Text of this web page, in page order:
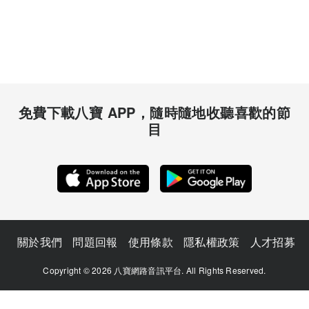
免費下載八寶 APP，隨時隨地收聽喜歡的節
目
關於我們 問題回報 使用條款 隱私權政策 人才招募
Copyright © 2026 八寶網路音訊平台. All Rights Reserved.